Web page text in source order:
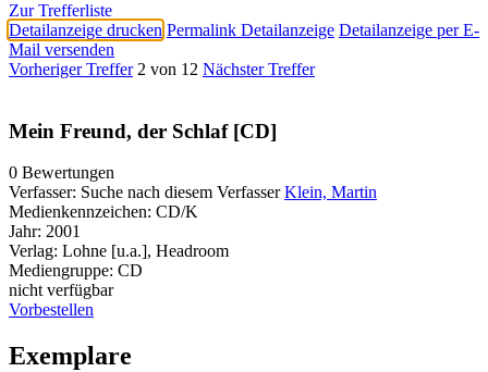
Zur Trefferliste
Detailanzeige drucken Permalink Detailanzeige Detailanzeige per E-
Mail versenden
Vorheriger Treffer 2 von 12 Nächster Treffer
Mein Freund, der Schlaf [CD]
0 Bewertungen
Verfasser: Suche nach diesem Verfasser Klein, Martin
Medienkennzeichen: CD/K
Jahr: 2001
Verlag: Lohne [u.a.], Headroom
Mediengruppe: CD
nicht verfügbar
Vorbestellen
Exemplare